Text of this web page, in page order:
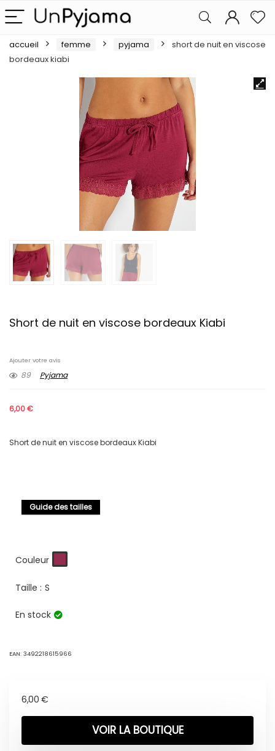
accueil femme pyjama
short de nuit en viscose
bordeaux kiabi
Short de nuit en viscose bordeaux Kiabi
Ajouter votre avis
89 Pyjama
6,00€
Short de nuit en viscose bordeaux Kiabi
Guide des tailles
Couleur
Taille : S
En stock
EAN: 3492218615966
6,00 €
VOIR LA BOUTIQUE